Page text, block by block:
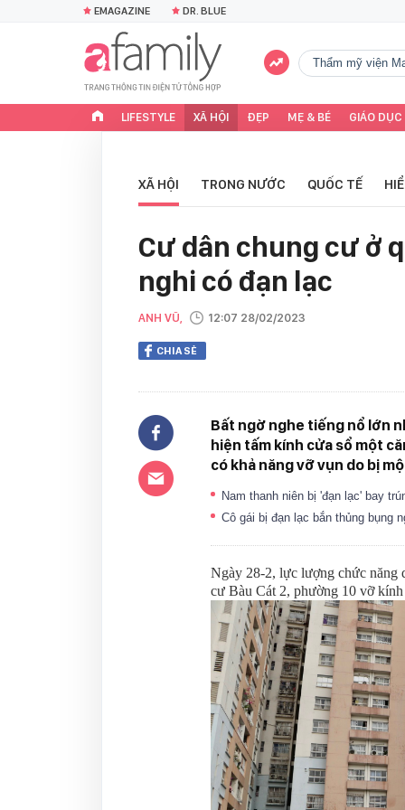
EMAGAZINE DR. BLUE
Thẩm mỹ viện
LIFESTYLE XÃ HỘI ĐẸP MẸ & BÉ GIÁO DỤC
XÃ HỘI TRONG NƯỚC QUỐC TẾ
Cư dân chung cư ở
nghi có đạn lạc
ANH VŨ, 12:07 28/02/2023
CHIA SẺ
Bất ngờ nghe tiếng nổ lớn
hiện tấm kính cửa sổ một
có khả năng vỡ vụn do bị
Nam thanh niên bị 'đạn lạc' bay
Cô gái bị đạn lạc bắn thủng bụng
Ngày 28-2, lực lượng chức năng
cư Bàu Cát 2, phường 10 vỡ